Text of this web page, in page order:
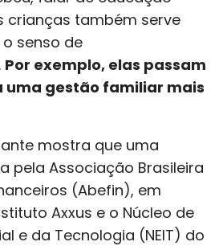
crianças também serve
senso de
Por exemplo, elas passam
uma gestão familiar mais
mostra que uma
pela Associação Brasileira
(Abefin), em
Axxus e o Núcleo de
e da Tecnologia (NEIT) do